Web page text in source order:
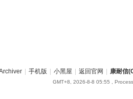
| 手机版 | 小黑屋 | 返回官网 | 康耐信
GMT+8, 2026-8-8 05:55 ,